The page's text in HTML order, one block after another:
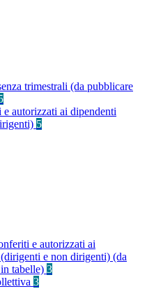
trimestrali (da pubblicare
autorizzati ai dipendenti
5
e autorizzati ai
e non dirigenti) (da
tabelle) 3
3